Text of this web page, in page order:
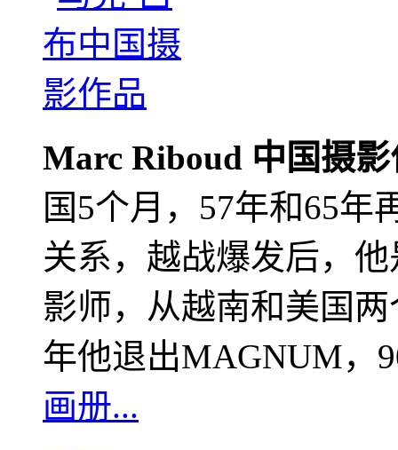
Marc Riboud 中国摄
国5个月，57年和65年
关系，越战爆发后，
影师，从越南和美国
年他退出MAGNUM，
画册...